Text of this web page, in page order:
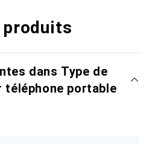
produits
dans Type de
téléphone portable